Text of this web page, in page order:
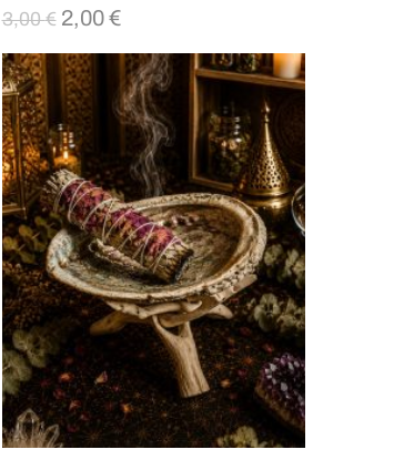
3,00€ 2,00€